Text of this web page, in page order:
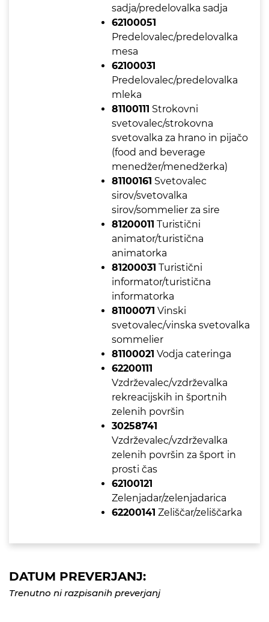
sadja/predelovalka sadja
62100051
Predelovalec/predelovalka
mesa
62100031
Predelovalec/predelovalka
mleka
81100111 Strokovni
svetovalec/strokovna
svetovalka za hrano in pijačo
(food and beverage
menedžer/menedžerka)
81100161 Svetovalec
sirov/svetovalka
sirov/sommelier za sire
81200011 Turistični
animator/turistična
animatorka
81200031 Turistični
informator/turistična
informatorka
81100071 Vinski
svetovalec/vinska svetovalka
sommelier
81100021 Vodja cateringa
62200111
Vzdrževalec/vzdrževalka
rekreacijskih in športnih
zelenih površin
30258741
Vzdrževalec/vzdrževalka
zelenih površin za šport in
prosti čas
62100121
Zelenjadar/zelenjadarica
62200141 Zeliščar/zeliščarka
DATUM PREVERJANJ:
Trenutno ni razpisanih preverjanj